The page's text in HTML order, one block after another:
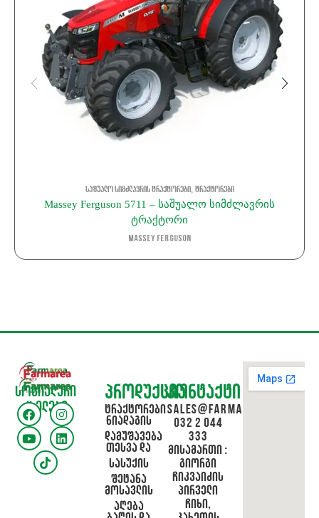
საშუალო სიმძლავრის ტრაქტორები, ტრაქტორები
Massey Ferguson 5711 – საშუალო სიმძლავრის
ტრაქტორი
Massey Ferguson
სოციალური
ქსელები
პროდუქცია
ტრაქტორები
ნიადაგის
დამუშავება
თესვა და
სასუქის
შეტანა
მოსავლის
აღება
კონტაქტი
sales@farmarea.ge
032 2 044
333
მისამართი :
გიორგი
ჩიკვაიძის
პირველი
ჩიხი,